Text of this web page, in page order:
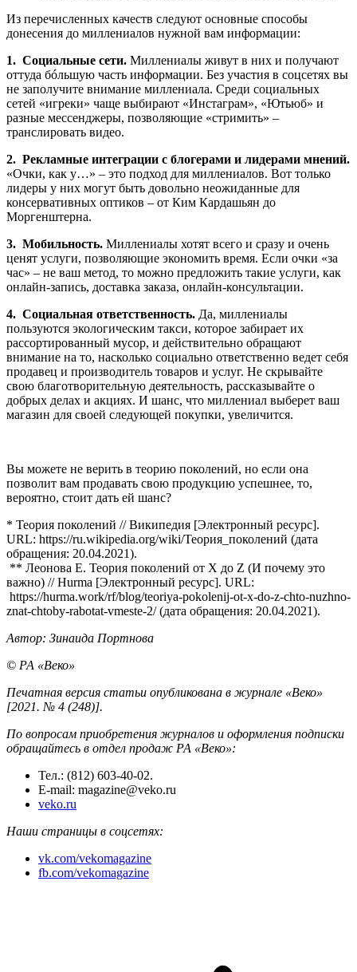
Из перечисленных качеств следуют основные способы
донесения до миллениалов нужной вам информации:
1. Социальные сети. Миллениалы живут в них и получают
оттуда бóльшую часть информации. Без участия в соцсетях вы
не заполучите внимание миллениала. Среди социальных
сетей «игреки» чаще выбирают «Инстаграм», «Ютьюб» и
разные мессенджеры, позволяющие «стримить» –
транслировать видео.
2. Рекламные интеграции с блогерами и лидерами мнений.
«Очки, как у…» – это подход для миллениалов. Вот только
лидеры у них могут быть довольно неожиданные для
консервативных оптиков – от Ким Кардашьян до
Моргенштерна.
3. Мобильность. Миллениалы хотят всего и сразу и очень
ценят услуги, позволяющие экономить время. Если очки «за
час» – не ваш метод, то можно предложить такие услуги, как
онлайн-запись, доставка заказа, онлайн-консультации.
4. Социальная ответственность. Да, миллениалы
пользуются экологическим такси, которое забирает их
рассортированный мусор, и действительно обращают
внимание на то, насколько социально ответственно ведет себя
продавец и производитель товаров и услуг. Не скрывайте
свою благотворительную деятельность, рассказывайте о
добрых делах и акциях. И шанс, что миллениал выберет ваш
магазин для своей следующей покупки, увеличится.
Вы можете не верить в теорию поколений, но если она
позволит вам продавать свою продукцию успешнее, то,
вероятно, стоит дать ей шанс?
* Теория поколений // Википедия [Электронный ресурс].
URL: https://ru.wikipedia.org/wiki/Теория_поколений (дата
обращения: 20.04.2021).
** Леонова Е. Теория поколений от X до Z (И почему это
важно) // Hurma [Электронный ресурс]. URL:
https://hurma.work/rf/blog/teoriya-pokolenij-ot-x-do-z-chto-nuzhno-
znat-chtoby-rabotat-vmeste-2/ (дата обращения: 20.04.2021).
Автор: Зинаида Портнова
© РА «Веко»
Печатная версия статьи опубликована в журнале «Веко»
[2021. № 4 (248)].
По вопросам приобретения журналов и оформления подписки
обращайтесь в отдел продаж РА «Веко»:
Тел.: (812) 603-40-02.
E-mail: magazine@veko.ru
veko.ru
Наши страницы в соцсетях:
vk.com/vekomagazine
fb.com/vekomagazine